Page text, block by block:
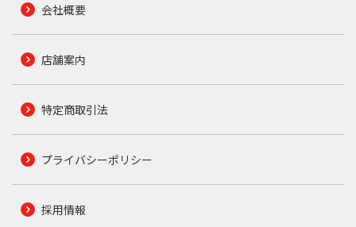
会社概要
店舗案内
特定商取引法
プライバシーポリシー
採用情報